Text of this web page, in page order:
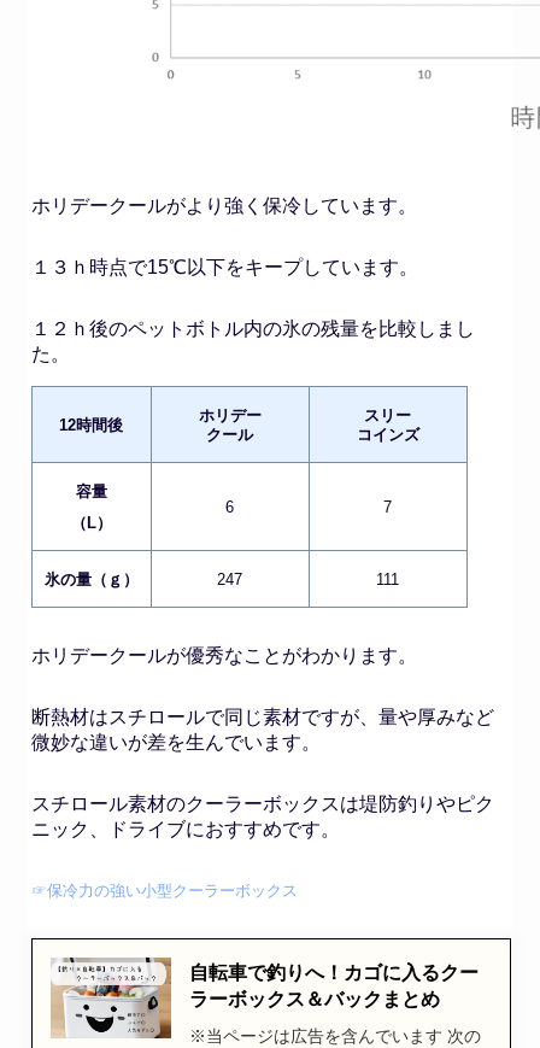
ホリデークールがより強く保冷しています。
１３ｈ時点で15℃以下をキープしています。
１２ｈ後のペットボトル内の氷の残量を比較しまし
た。
12時間後
ホリデー
クール
スリー
コインズ
容量
（L）
6 7
氷の量（ｇ） 247 111
ホリデークールが優秀なことがわかります。
断熱材はスチロールで同じ素材ですが、量や厚みなど
微妙な違いが差を生んでいます。
スチロール素材のクーラーボックスは堤防釣りやピク
ニック、ドライブにおすすめです。
☞保冷力の強い小型クーラーボックス
自転車で釣りへ！カゴに入るクー
ラーボックス＆バックまとめ
※当ページは広告を含んでいます 次の